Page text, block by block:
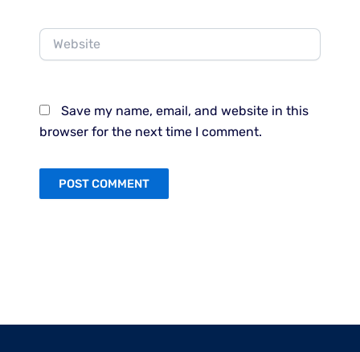
Website
Save my name, email, and website in this
browser for the next time I comment.